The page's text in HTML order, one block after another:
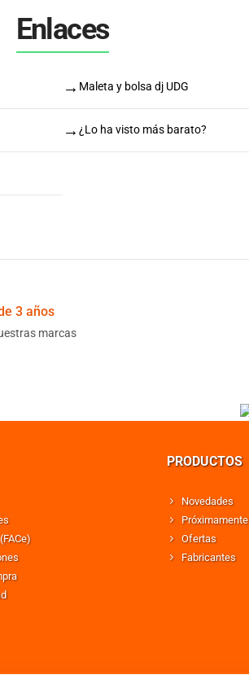
Enlaces
→ Maleta y bolsa dj UDG
→ ¿Lo ha visto más barato?
3 años
marcas
PRODUCTOS
Novedades
Próximamente
Ofertas
Fabricantes